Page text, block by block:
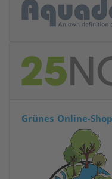
Grünes Online-